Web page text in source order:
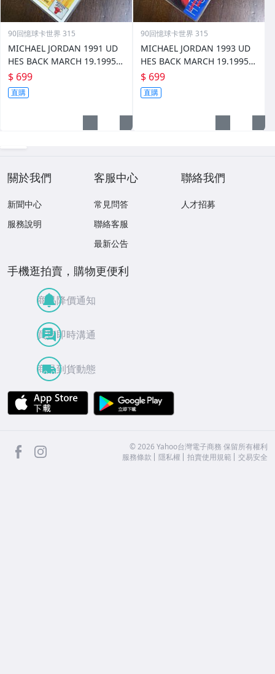
90回憶球卡世界 315
MICHAEL JORDAN 1991 UD
HES BACK MARCH 19.1995
復出金字版 前後圖
$ 699
直購
90回憶球卡世界 315
MICHAEL JORDAN 1993 UD
HES BACK MARCH 19.1995
復出金字版 前後圖
$ 699
直購
關於我們
新聞中心
服務說明
客服中心
常見問答
聯絡客服
最新公告
聯絡我們
人才招募
手機逛拍賣，購物更便利
商品降價通知
買賣即時溝通
商品到貨動態
APP Store
facebook ©2026 Yahoo台灣電子商務 保留所有權利
服務條款
隱私權 拍賣使用規範 交易安全